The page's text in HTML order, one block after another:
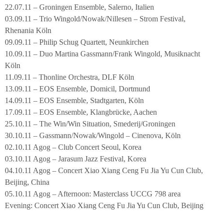
22.07.11 – Groningen Ensemble, Salerno, Italien
03.09.11 – Trio Wingold/Nowak/Nillesen – Strom Festival,
Rhenania Köln
09.09.11 – Philip Schug Quartett, Neunkirchen
10.09.11 – Duo Martina Gassmann/Frank Wingold, Musiknacht
Köln
11.09.11 – Thonline Orchestra, DLF Köln
13.09.11 – EOS Ensemble, Domicil, Dortmund
14.09.11 – EOS Ensemble, Stadtgarten, Köln
17.09.11 – EOS Ensemble, Klangbrücke, Aachen
25.10.11 – The Win/Win Situation, Smederij/Groningen
30.10.11 – Gassmann/Nowak/Wingold – Cinenova, Köln
02.10.11 Agog – Club Concert Seoul, Korea
03.10.11 Agog – Jarasum Jazz Festival, Korea
04.10.11 Agog – Concert Xiao Xiang Ceng Fu Jia Yu Cun Club,
Beijing, China
05.10.11 Agog – Afternoon: Masterclass UCCG 798 area
Evening: Concert Xiao Xiang Ceng Fu Jia Yu Cun Club, Beijing